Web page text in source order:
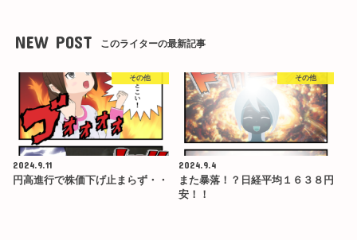
NEW POST このライターの最新記事
その他
2024.9.11
円高進行で株価下げ止まらず・・
その他
2024.9.4
また暴落！？日経平均１６３８円
安！！